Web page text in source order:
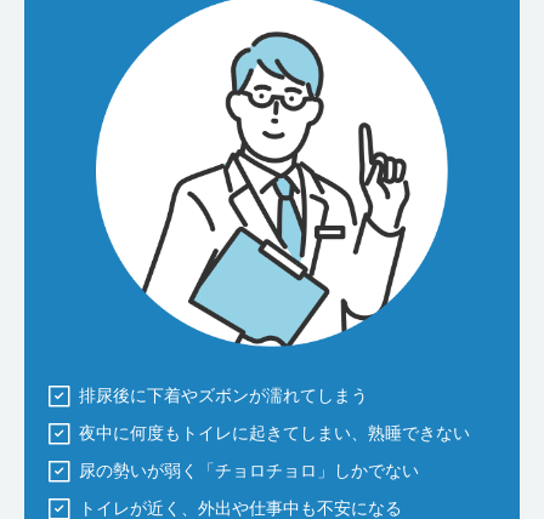
排尿後に下着やズボンが濡れてしまう
夜中に何度もトイレに起きてしまい、熟睡できない
尿の勢いが弱く「チョロチョロ」しかでない
トイレが近く、外出や仕事中も不安になる